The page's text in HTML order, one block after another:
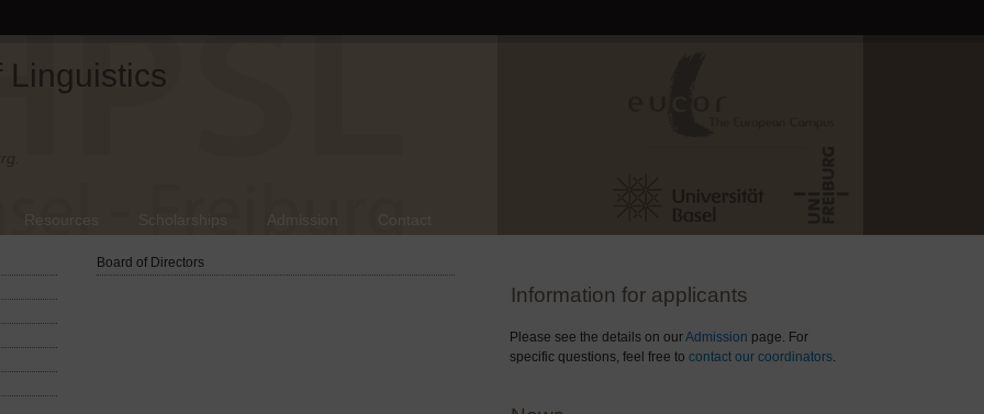
Linguistics
Board of Directors
Information for applicants
Please see the details on ourAdmission page. For
specific questions, feel free to contact our coordinators.